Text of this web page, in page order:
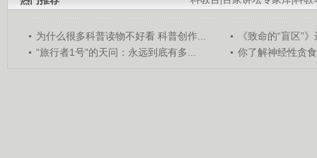
为什么很多科普读物不好看 科普创作...
《致命的“盲区”
“旅行者1号”的天问：永远到底有多...
你了解神经性贪